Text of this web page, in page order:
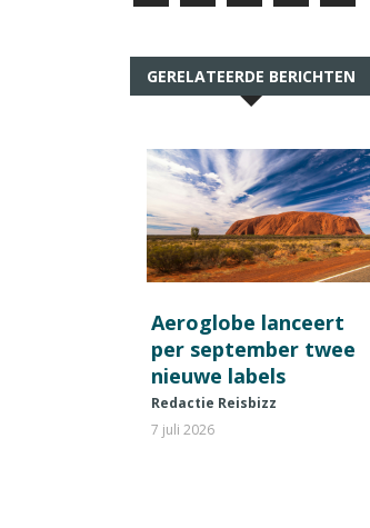
GERELATEERDE BERICHTEN
Aeroglobe lanceert
per september twee
nieuwe labels
Redactie Reisbizz
7 juli 2026